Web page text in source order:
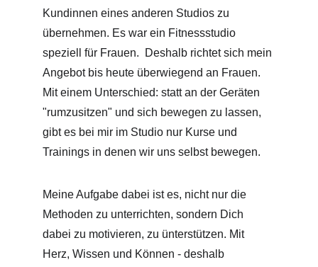
Kundinnen eines anderen Studios zu
übernehmen. Es war ein Fitnessstudio
speziell für Frauen.  Deshalb richtet sich mein
Angebot bis heute überwiegend an Frauen.
Mit einem Unterschied: statt an der Geräten
"rumzusitzen" und sich bewegen zu lassen,
gibt es bei mir im Studio nur Kurse und
Trainings in denen wir uns selbst bewegen.
Meine Aufgabe dabei ist es, nicht nur die
Methoden zu unterrichten, sondern Dich
dabei zu motivieren, zu ünterstützen. Mit
Herz, Wissen und Können - deshalb